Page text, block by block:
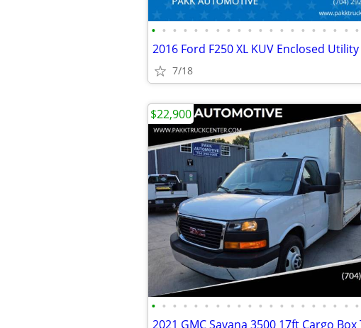
• • • • • • • • • • • • • • • • • • • •
7/18
• • • • • • • • • • • • • • • • • • • •
$22,900